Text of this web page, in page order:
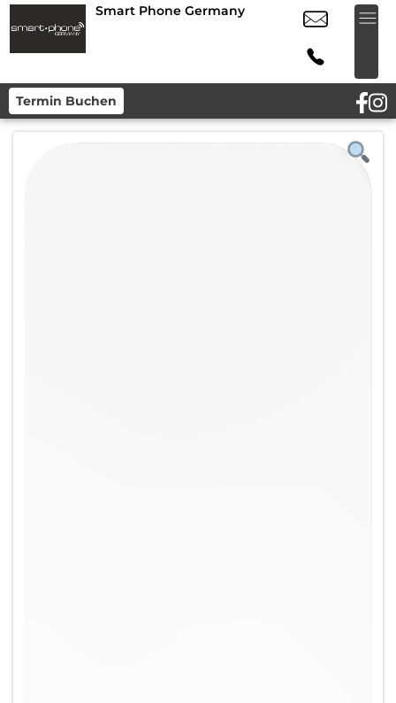
Smart Phone Germany
Termin Buchen